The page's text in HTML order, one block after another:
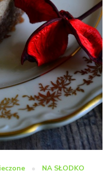
NA SŁODKO